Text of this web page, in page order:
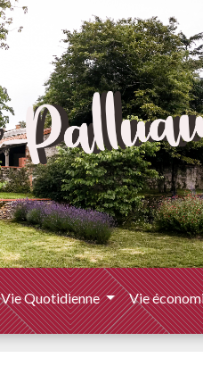
Vie Quotidienne Vie